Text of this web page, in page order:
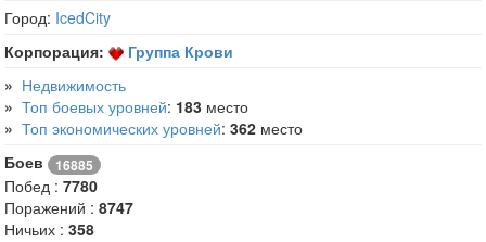
Город: IcedCity
Корпорация:
Группа Крови
» Недвижимость
» Топ боевых уровней: 183 место
» Топ экономических уровней: 362 место
Боев
16885
Побед : 7780
Поражений : 8747
Ничьих : 358